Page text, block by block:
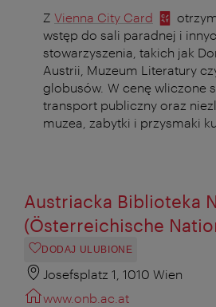
Z Vienna City Card
wstęp do sali paradnej i
stowarzyszenia, takich jak
Austrii, Muzeum Literatury
globusów. W cenę wliczone
transport publiczny oraz
muzea, zabytki i przysmaki
Austriacka Biblioteka
(Österreichische
DODAJ ULUBIONE
Josefsplatz 1, 1010 Wien
www.onb.ac.at